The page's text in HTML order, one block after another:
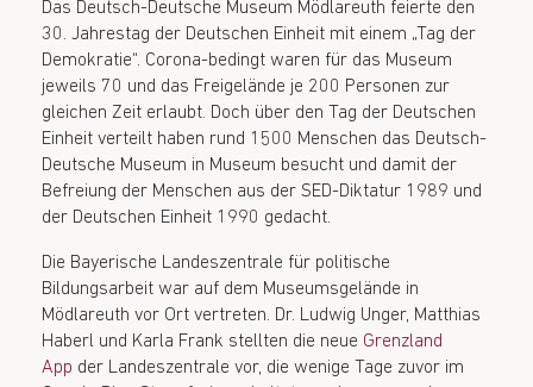
Das Deutsch-Deutsche Museum Mödlareuth feierte den
30. Jahrestag der Deutschen Einheit mit einem „Tag der
Demokratie“. Corona-bedingt waren für das Museum
jeweils 70 und das Freigelände je 200 Personen zur
gleichen Zeit erlaubt. Doch über den Tag der Deutschen
Einheit verteilt haben rund 1500 Menschen das Deutsch-
Deutsche Museum in Museum besucht und damit der
Befreiung der Menschen aus der SED-Diktatur 1989 und
der Deutschen Einheit 1990 gedacht.
Die Bayerische Landeszentrale für politische
Bildungsarbeit war auf dem Museumsgelände in
Mödlareuth vor Ort vertreten. Dr. Ludwig Unger, Matthias
Haberl und Karla Frank stellten die neue Grenzland
App der Landeszentrale vor, die wenige Tage zuvor im